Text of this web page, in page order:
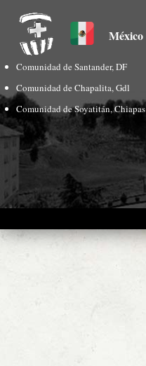
México
Comunidad de Santander, DF
Comunidad de Chapalita, Gdl
Comunidad de Soyatitán, Chiapas